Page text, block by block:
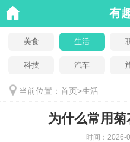
有
美食 生活
科技 汽车
当前位置： 首页>生活
为什么常用
时间： 2026-